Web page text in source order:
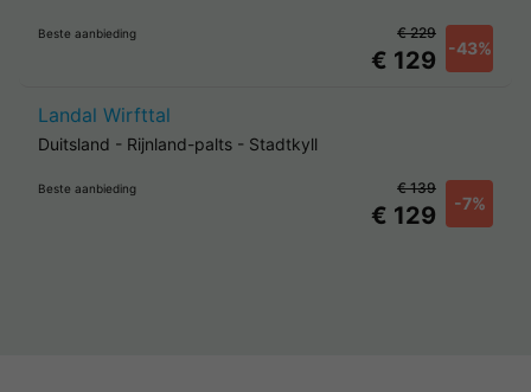
Beste aanbieding
€ 129 -43%
€ 229
Landal Wirfttal
Duitsland - Rijnland-palts - Stadtkyll
Beste aanbieding
€ 129 -7%
€ 139